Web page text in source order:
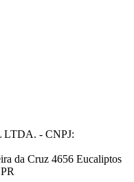
- CNPJ:
da Cruz 4656 Eucaliptos